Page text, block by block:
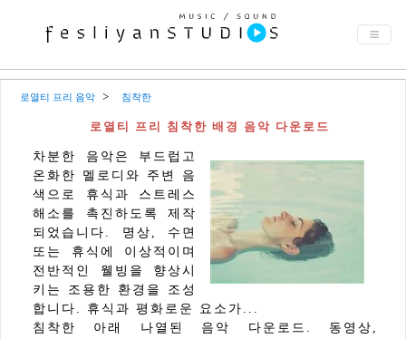
로열티 프리 음악 침착한
로열티 프리 침착한 배경 음악 다운로드
차분한 음악은 부드럽고
온화한 멜로디와 주변 음
색으로 휴식과 스트레스
해소를 촉진하도록 제작
되었습니다. 명상, 수면
또는 휴식에 이상적이며
전반적인 웰빙을 향상시
키는 조용한 환경을 조성
합니다. 휴식과 평화로운 요소가...
침착한 아래 나열된 음악 다운로드. 동영상,